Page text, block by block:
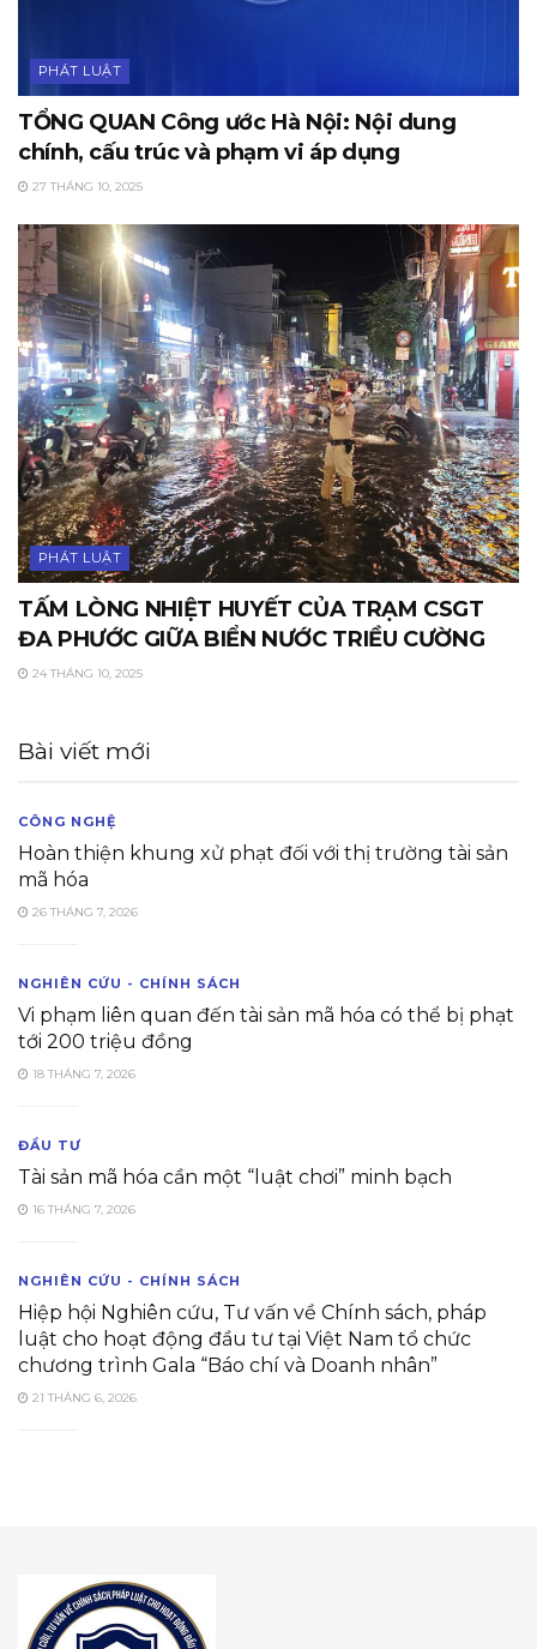
PHÁT LUẬT
TỔNG QUAN Công ước Hà Nội: Nội dung
chính, cấu trúc và phạm vi áp dụng
27 THÁNG 10, 2025
PHÁT LUẬT
TẤM LÒNG NHIỆT HUYẾT CỦA TRẠM CSGT
ĐA PHƯỚC GIỮA BIỂN NƯỚC TRIỀU CƯỜNG
24 THÁNG 10, 2025
Bài viết mới
CÔNG NGHỆ
Hoàn thiện khung xử phạt đối với thị trường tài sản
mã hóa
26 THÁNG 7, 2026
NGHIÊN CỨU - CHÍNH SÁCH
Vi phạm liên quan đến tài sản mã hóa có thể bị phạt
tới 200 triệu đồng
18 THÁNG 7, 2026
ĐẦU TƯ
Tài sản mã hóa cần một “luật chơi” minh bạch
16 THÁNG 7, 2026
NGHIÊN CỨU - CHÍNH SÁCH
Hiệp hội Nghiên cứu, Tư vấn về Chính sách, pháp
luật cho hoạt động đầu tư tại Việt Nam tổ chức
chương trình Gala “Báo chí và Doanh nhân”
21 THÁNG 6, 2026